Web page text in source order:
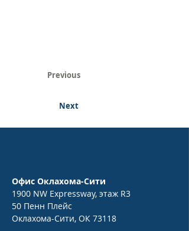
Previous
Next
Офис Оклахома-Сити
1900 NW Expressway, этаж R3
50 Пенн Плейс
Оклахома-Сити, ОК 73118